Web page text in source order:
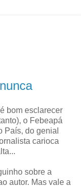
bom esclarecer
o Febeapá
País, do genial
carioca
sobre a
autor. Mas vale a